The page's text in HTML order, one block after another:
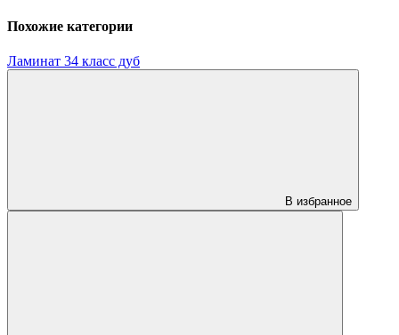
Похожие категории
Ламинат 34 класс дуб
В избранное